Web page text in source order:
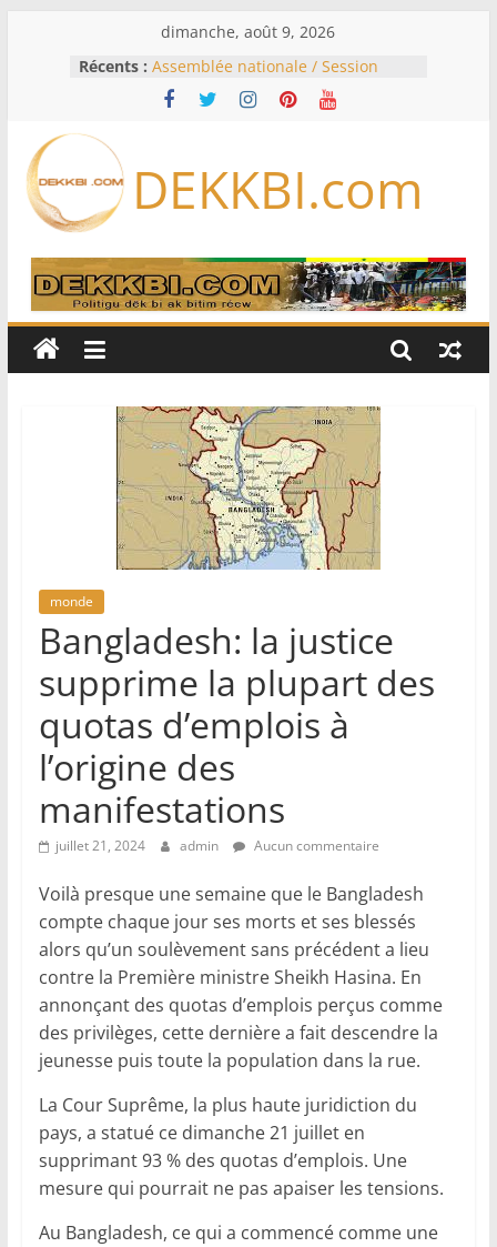
dimanche, août 9, 2026
Récents : Assemblée nationale / Session
extraordinaire: Six commissions
d’enquête à l’ordre du jour ce lundi
Bénin: Patrice Talon élu président
du Sénat, moins de trois mois
Pakistan et la Turquie signent un
accord de défense
RD Congo: Kinshasa interdit les
exportations de cuivre et de cobalt
production
DEKKBI.com
monde
Bangladesh: la justice
supprime la plupart des
quotas d’emplois à
l’origine des
manifestations
juillet 21, 2024 admin Aucun commentaire
Voilà presque une semaine que le Bangladesh
compte chaque jour ses morts et ses blessés
alors qu’un soulèvement sans précédent a lieu
contre la Première ministre Sheikh Hasina. En
annonçant des quotas d’emplois perçus comme
des privilèges, cette dernière a fait descendre la
jeunesse puis toute la population dans la rue.
La Cour Suprême, la plus haute juridiction du
pays, a statué ce dimanche 21 juillet en
supprimant 93 % des quotas d’emplois. Une
mesure qui pourrait ne pas apaiser les tensions.
Au Bangladesh, ce qui a commencé comme une